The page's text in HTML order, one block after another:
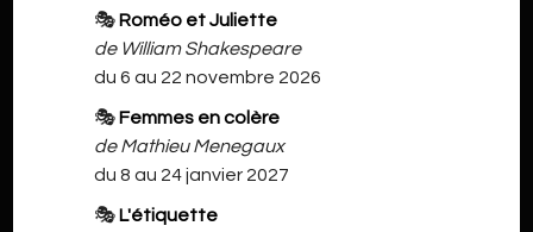
🎭 Roméo et Juliette
de William Shakespeare
du 6 au 22 novembre 2026
🎭 Femmes en colère
de Mathieu Menegaux
du 8 au 24 janvier 2027
🎭 L'étiquette